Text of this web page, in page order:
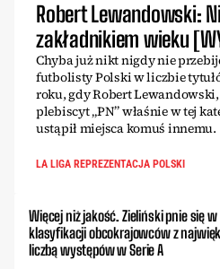
Robert Lewandowski:
zakładnikiem wieku
Chyba już nikt nigdy nie
futbolisty Polski w liczbie
roku, gdy Robert
plebiscyt „PN” właśnie w tej
ustąpił miejsca komuś innemu.
LA LIGA REPREZENTACJA POLSKI
Więcej niż jakość. Zieliński pnie się w
klasyfikacji obcokrajowców z
liczbą występów w Serie A